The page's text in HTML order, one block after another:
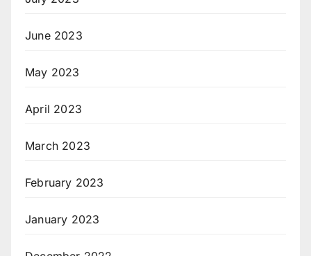
June 2023
May 2023
April 2023
March 2023
February 2023
January 2023